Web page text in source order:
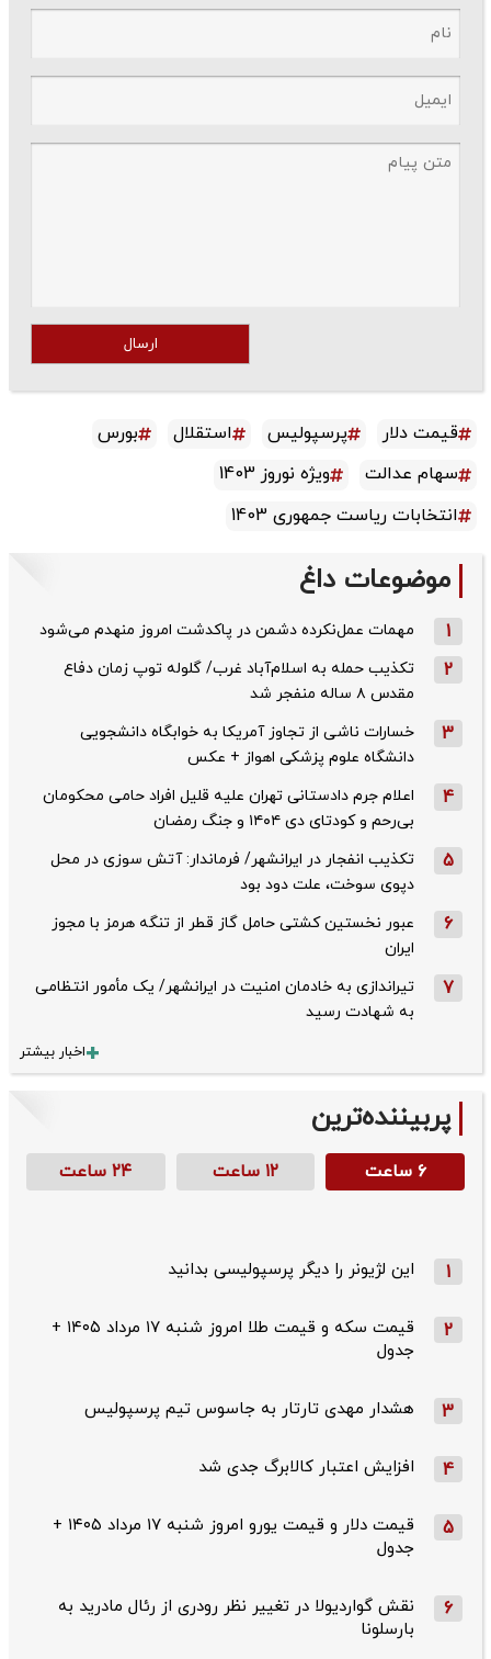
ارسال
قیمت دلار پرسپولیس استقلال
بورس
سهام عدالت
ویژه نوروز 1403
انتخابات ریاست جمهوری 1403
موضوعات داغ
1 مهمات عمل‌نکرده دشمن در پاکدشت امروز منهدم می‌شود
2
تکذیب حمله به اسلام‌آباد غرب/ گلوله توپ زمان دفاع
مقدس ۸ ساله منفجر شد
3
خسارات ناشی از تجاوز آمریکا به خوابگاه دانشجویی
دانشگاه علوم پزشکی اهواز + عکس
4
اعلام جرم دادستانی تهران علیه قلیل افراد حامی محکومان
بی‌رحم و کودتای دی‌ ۱۴۰۴ و جنگ رمضان
5
تکذیب ‌انفجار در ایرانشهر/ فرماندار: آتش سوزی در محل
دپوی سوخت، علت دود بود
6
عبور نخستین کشتی حامل گاز قطر از تنگه هرمز با مجوز
ایران
7
تیراندازی به خادمان امنیت در ایرانشهر/ یک مأمور انتظامی
به شهادت رسید
اخبار بیشتر
پربیننده‌ترین
۶ ساعت ۱۲ ساعت ۲۴ ساعت
1 این لژیونر را دیگر پرسپولیسی بدانید
2
قیمت سکه و قیمت طلا امروز شنبه ۱۷ مرداد ۱۴۰۵ +
جدول
3 هشدار مهدی تارتار به جاسوس تیم پرسپولیس
4 افزایش اعتبار کالابرگ جدی شد
5
قیمت دلار و قیمت یورو امروز شنبه ۱۷ مرداد ۱۴۰۵ +
جدول
6
نقش گواردیولا در تغییر نظر رودری از رئال مادرید به
بارسلونا